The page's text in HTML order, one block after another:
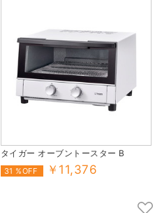
タイガー オーブントースター B
31 %OFF ￥11,376